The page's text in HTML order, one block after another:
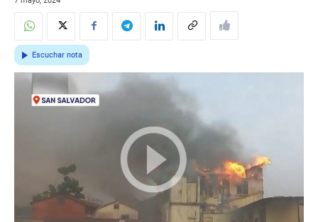
Escuchar nota